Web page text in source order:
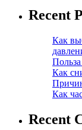
Recent
Как
Как
Как
Recent